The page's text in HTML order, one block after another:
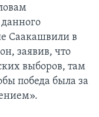
Саакашвили в
заявив, что
выборов, там
победа была за